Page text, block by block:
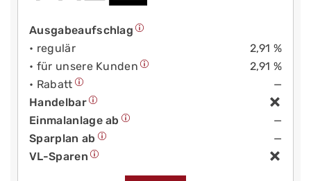
Ausgabeaufschlag
• regulär
2,91 %
• für unsere Kunden
2,91 %
• Rabatt
—
Handelbar
Einmalanlage ab
—
Sparplan ab
—
VL-Sparen